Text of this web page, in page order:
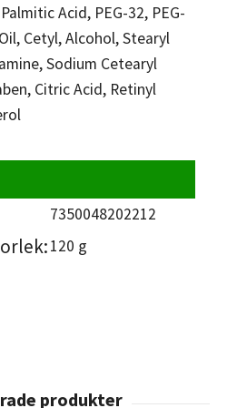
Acid, PEG-32, PEG-
Cetyl, Alcohol, Stearyl
Sodium Cetearyl
Citric Acid, Retinyl
7350048202212
120 g